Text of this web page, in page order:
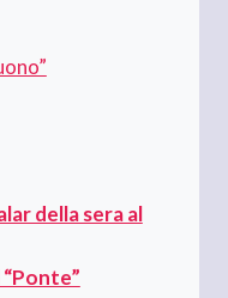
della sera al